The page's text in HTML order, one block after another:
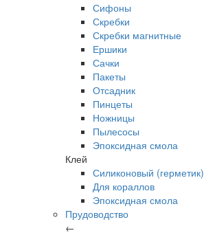
Сифоны
Скребки
Скребки магнитные
Ершики
Сачки
Пакеты
Отсадник
Пинцеты
Ножницы
Пылесосы
Эпоксидная смола
Клей
Силиконовый (герметик)
Для кораллов
Эпоксидная смола
Прудоводство
←